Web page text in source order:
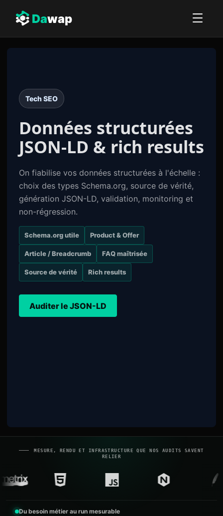
Dawap
Tech SEO
Données structurées
JSON-LD & rich results
On fiabilise vos données structurées à l'échelle :
choix des types Schema.org, source de vérité,
génération JSON-LD, validation, monitoring et
non-régression.
Schema.org utile Product & Offer
Article / Breadcrumb FAQ maîtrisée
Source de vérité Rich results
Auditer le JSON-LD
MESURE, RENDU ET INFRASTRUCTURE QUE NOS AUDITS SAVENT
RELIER
Du besoin métier au run mesurable